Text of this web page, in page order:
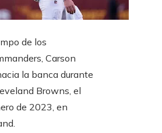
de los
Carson
la banca durante
Browns, el
de 2023, en